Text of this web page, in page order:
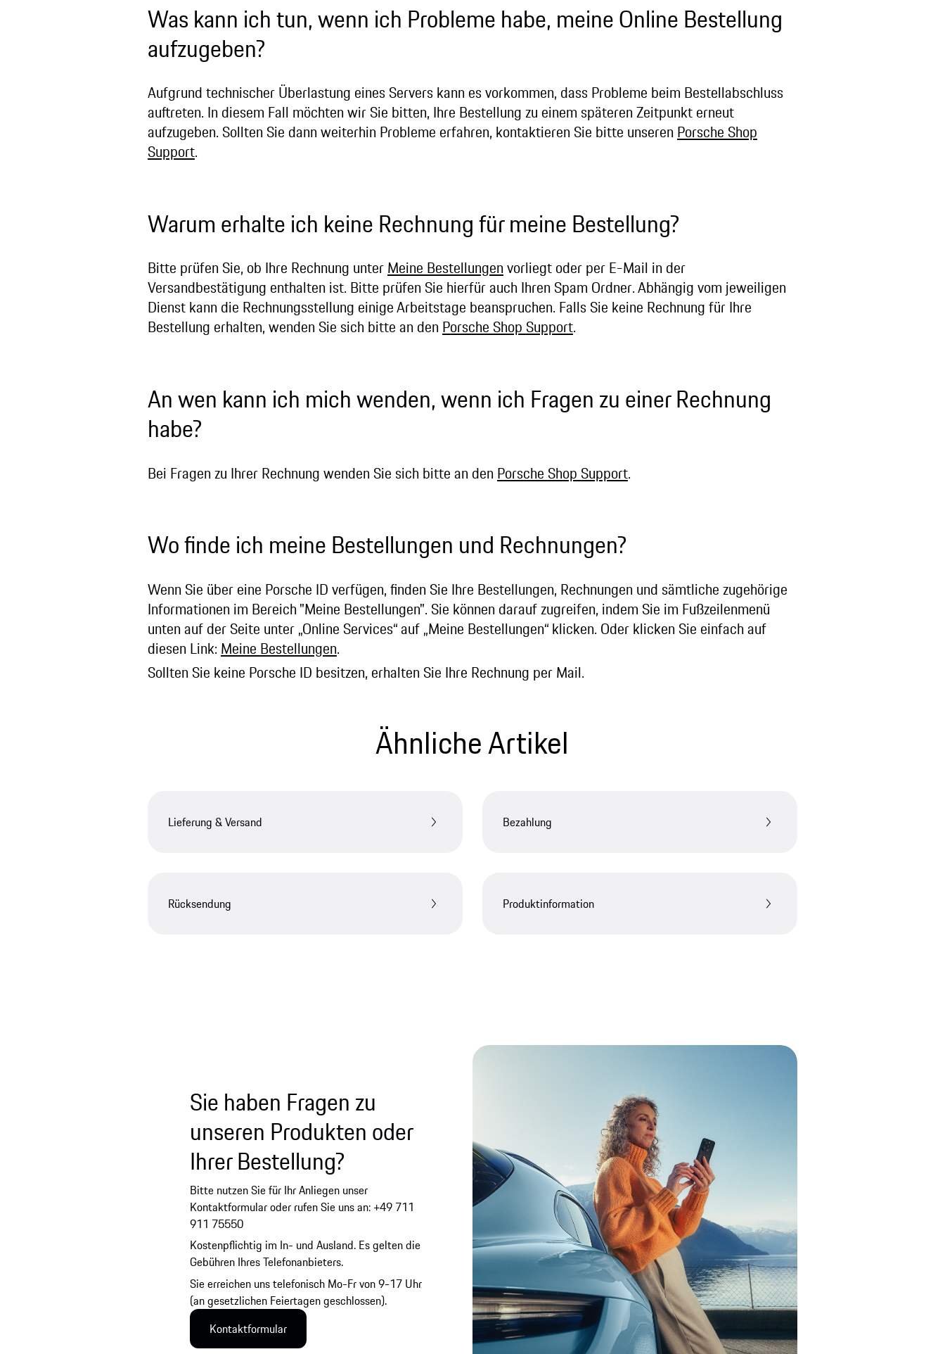
Was kann ich tun, wenn ich Probleme habe, meine Online Bestellung
aufzugeben?
Aufgrund technischer Überlastung eines Servers kann es vorkommen, dass Probleme beim Bestellabschluss
auftreten. In diesem Fall möchten wir Sie bitten, Ihre Bestellung zu einem späteren Zeitpunkt erneut
aufzugeben. Sollten Sie dann weiterhin Probleme erfahren, kontaktieren Sie bitte unseren Porsche Shop
Support.
Warum erhalte ich keine Rechnung für meine Bestellung?
Bitte prüfen Sie, ob Ihre Rechnung unterMeine Bestellungenvorliegt oder per E-Mail in der
Versandbestätigung enthalten ist. Bitte prüfen Sie hierfür auch Ihren Spam Ordner. Abhängig vom jeweiligen
Dienst kann die Rechnungsstellung einige Arbeitstage beanspruchen. Falls Sie keine Rechnung für Ihre
Bestellung erhalten, wenden Sie sich bitte an den Porsche Shop Support.
An wen kann ich mich wenden, wenn ich Fragen zu einer Rechnung
habe?
Bei Fragen zu Ihrer Rechnung wenden Sie sich bitte an den Porsche Shop Support.
Wo finde ich meine Bestellungen und Rechnungen?
Wenn Sie über eine Porsche ID verfügen, finden Sie Ihre Bestellungen, Rechnungen und sämtliche zugehörige
Informationen im Bereich "Meine Bestellungen". Sie können darauf zugreifen, indem Sie im Fußzeilenmenü
unten auf der Seite unter „Online Services“ auf „Meine Bestellungen“ klicken. Oder klicken Sie einfach auf
diesen Link: Meine Bestellungen.
Sollten Sie keine Porsche ID besitzen, erhalten Sie Ihre Rechnung per Mail.
Ähnliche Artikel
Lieferung & Versand Bezahlung
Rücksendung Produktinformation
Sie haben Fragen zu
unseren Produkten oder
Ihrer Bestellung?
Bitte nutzen Sie für Ihr Anliegen unser
Kontaktformular oder rufen Sie uns an: +49 711
911 75550
Kostenpflichtig im In- und Ausland. Es gelten die
Gebühren Ihres Telefonanbieters.
Sie erreichen uns telefonisch Mo-Fr von 9-17 Uhr
(an gesetzlichen Feiertagen geschlossen).
Kontaktformular